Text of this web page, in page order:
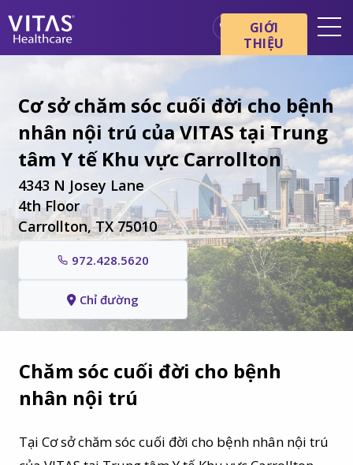
Cơ bản về chăm sóc cuối đời
Dịch vụ
Chuyên gia chăm sóc sức
Gia đình và người chăm sóc
GIỚI
THIỆU
Cơ sở chăm sóc cuối đời cho bệnh
nhân nội trú của VITAS tại Trung
tâm Y tế Khu vực Carrollton
4343 N Josey Lane
4th Floor
Carrollton, TX 75010
972.428.5620
Chỉ đường
Chăm sóc cuối đời cho bệnh
nhân nội trú
Tại Cơ sở chăm sóc cuối đời cho bệnh nhân nội trú